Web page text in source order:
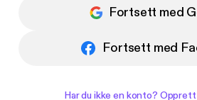
Fortsett med
Fortsett med
Har du ikke en konto?